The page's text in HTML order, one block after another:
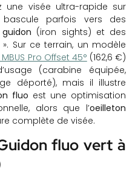
une visée ultra-rapide sur
parfois vers des
(iron sights) et des
Sur ce terrain, un modèle
Pro Offset 45° (162,6 €)
(carabine équipée,
déporté), mais il illustre
fluo est une optimisation
alors que l’oeilleton
complète de visée.
fluo vert à